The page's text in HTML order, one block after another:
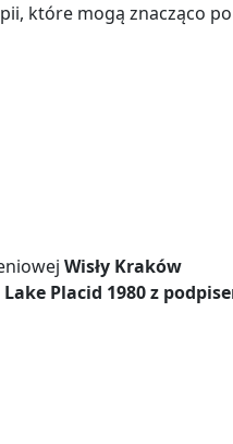
które mogą znacząco
Wisły Kraków
Placid 1980 z